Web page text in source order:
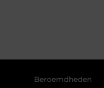
Beroemdheden